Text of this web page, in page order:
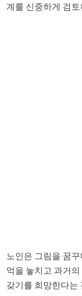
계를 신중하게 검
노인은 그림을 꿈
억을 놓치고 과거
갖기를 희망한다는